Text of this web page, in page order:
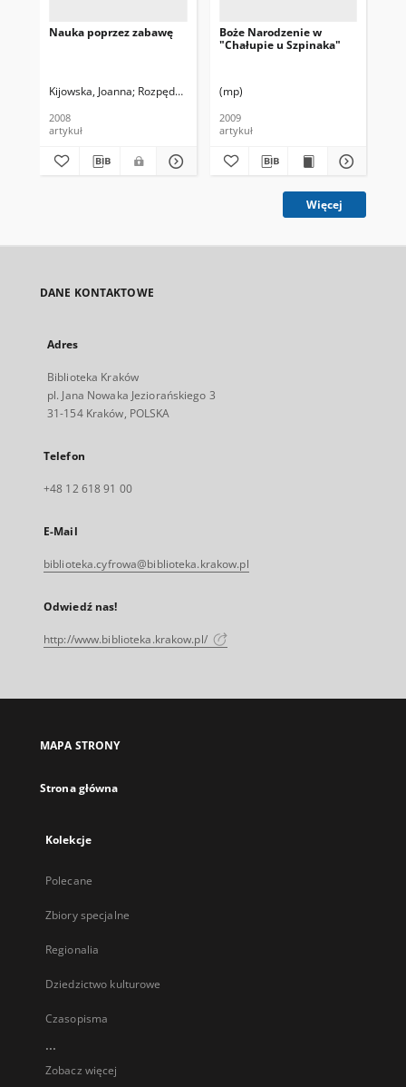
Nauka poprzez zabawę
Kijowska, Joanna Rozpędzik, Stanisław. Fot
2008
artykuł
Boże Narodzenie w
"Chałupie u Szpinaka"
(mp)
2009
artykuł
Więcej
DANE KONTAKTOWE
Adres
Biblioteka Kraków
pl. Jana Nowaka Jeziorańskiego 3
31-154 Kraków, POLSKA
Telefon
+48 12 618 91 00
E-Mail
biblioteka.cyfrowa@biblioteka.krakow.pl
Odwiedź nas!
http://www.biblioteka.krakow.pl/
MAPA STRONY
Strona główna
Kolekcje
Polecane
Zbiory specjalne
Regionalia
Dziedzictwo kulturowe
Czasopisma
...
Zobacz więcej